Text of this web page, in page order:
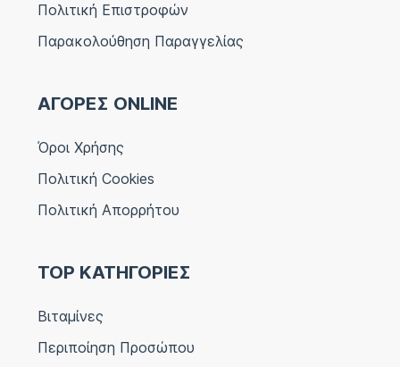
Πολιτική Επιστροφών
Παρακολούθηση Παραγγελίας
ΑΓΟΡΕΣ ONLINE
Όροι Χρήσης
Πολιτική Cookies
Πολιτική Απορρήτου
TOP ΚΑΤΗΓΟΡΙΕΣ
Βιταμίνες
Περιποίηση Προσώπου